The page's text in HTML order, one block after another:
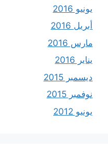
يونيو 2016
أبريل 2016
مارس 2016
يناير 2016
ديسمبر 2015
نوفمبر 2015
يونيو 2012